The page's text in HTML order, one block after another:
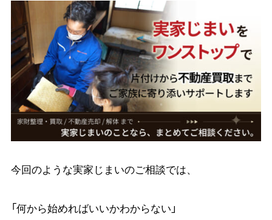
今回のような実家じまいのご相談では、
「何から始めればいいかわからない」